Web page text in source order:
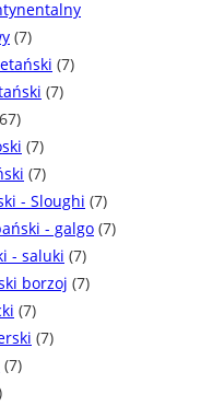
(7)
(7)
(7)
(7)
(7)
- Sloughi (7)
- galgo (7)
- saluki (7)
borzoj (7)
(7)
(7)
(7)